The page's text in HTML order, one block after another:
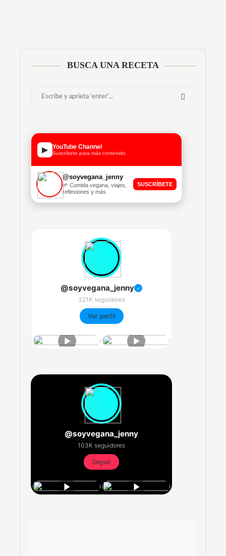
BUSCA UNA RECETA
▶ YouTube Channel
Suscríbete para más contenido
@soyvegana_jenny
🌱 Comida vegana, viajes,
reflexiones y más
SUSCRÍBETE
@soyvegana_jenny ✓
321K seguidores
Ver perfil
@soyvegana_jenny
103K seguidores
Seguir